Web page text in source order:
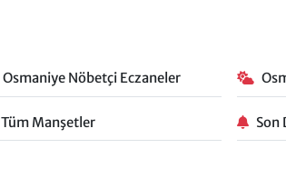
Osmaniye Nöbetçi Eczaneler
Tüm Manşetler Son